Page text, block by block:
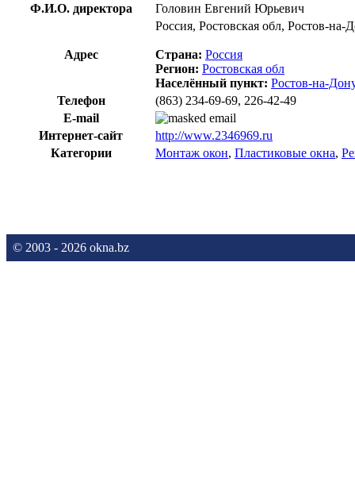
Ф.И.О. директора
Головин Евгений Юрьевич
Адрес
Россия, Ростовская обл, Ростов-
Страна: Россия
Регион: Ростовская обл
Населённый пункт: Ростов-на-
Телефон
(863) 234-69-69, 226-42-49
E-mail
Интернет-сайт
http://www.2346969.ru
Категории
Монтаж окон, Пластиковые окна,
© 2003 - 2026 okna.bz